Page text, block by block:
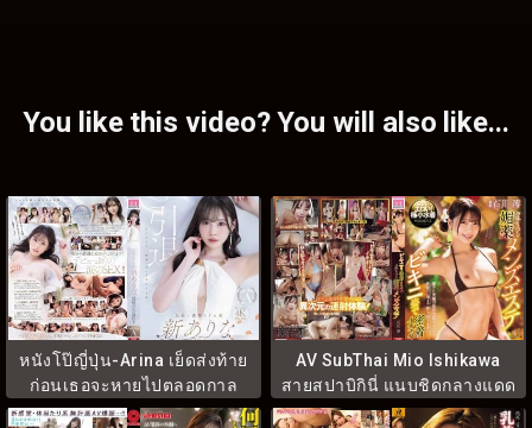
You like this video? You will also like...
หนังโป๊ญี่ปุ่น-Arina เย็ดส่งท้าย
ก่อนเธอจะหายไปตลอดกาล
MIDA-439
AV SubThai Mio Ishikawa
สายสปาบิกินี่ แนบชิดกลางแดด
MIDA-497